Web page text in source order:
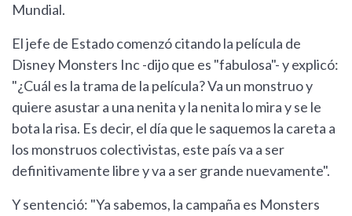
Mundial.
El jefe de Estado comenzó citando la película de
Disney Monsters Inc -dijo que es "fabulosa"- y explicó:
"¿Cuál es la trama de la película? Va un monstruo y
quiere asustar a una nenita y la nenita lo mira y se le
bota la risa. Es decir, el día que le saquemos la careta a
los monstruos colectivistas, este país va a ser
definitivamente libre y va a ser grande nuevamente".
Y sentenció: "Ya sabemos, la campaña es Monsters